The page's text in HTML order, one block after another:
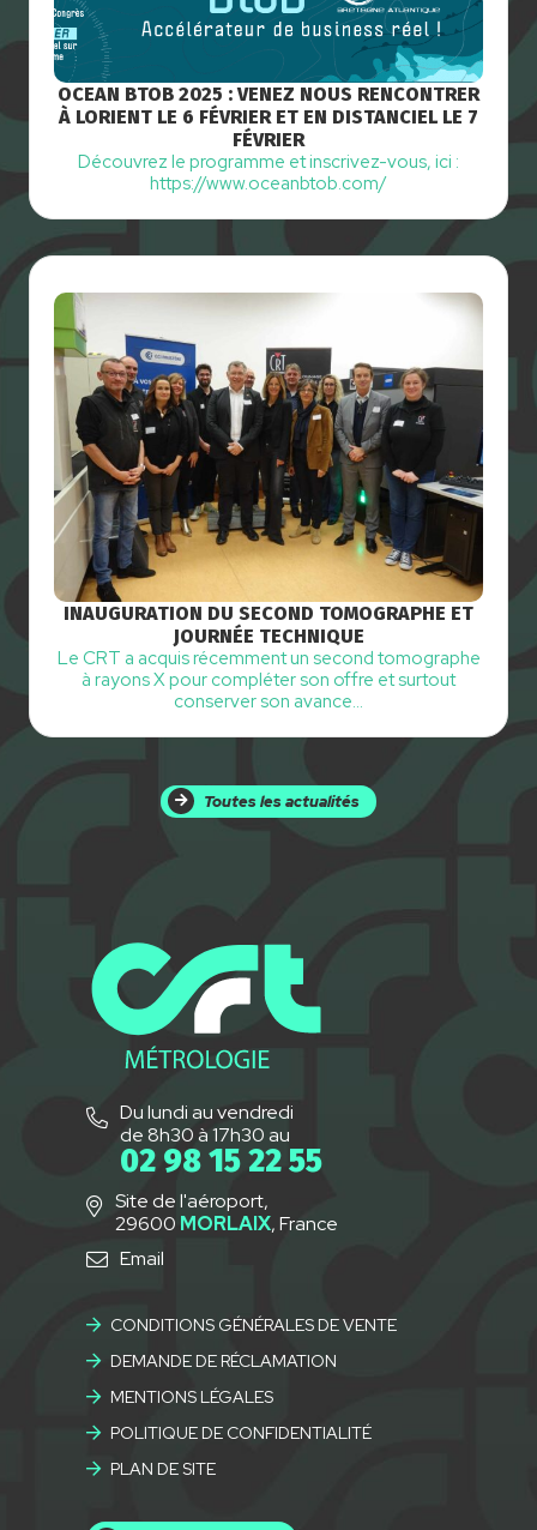
OCEAN BTOB 2025 : VENEZ NOUS RENCONTRER
À LORIENT LE 6 FÉVRIER ET EN DISTANCIEL LE 7
FÉVRIER
Découvrez le programme et inscrivez-vous, ici :
https://www.oceanbtob.com/
INAUGURATION DU SECOND TOMOGRAPHE ET
JOURNÉE TECHNIQUE
Le CRT a acquis récemment un second tomographe
à rayons X pour compléter son offre et surtout
conserver son avance…
Toutes les actualités
Du lundi au vendredi
de 8h30 à 17h30 au
02 98 15 22 55
Site de l'aéroport,
29600 MORLAIX, France
Email
CONDITIONS GÉNÉRALES DE VENTE
DEMANDE DE RÉCLAMATION
MENTIONS LÉGALES
POLITIQUE DE CONFIDENTIALITÉ
PLAN DE SITE